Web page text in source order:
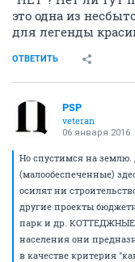
это одна из
для легенды
ОТВЕТИТЬ
PSP
veteran
06 января 2016
Но спустимся на землю.
(малообеспеченные)
осилят ни
другие проекты
парк и др. КОТТЕДЖНЫЕ
населения они
в качестве критерия